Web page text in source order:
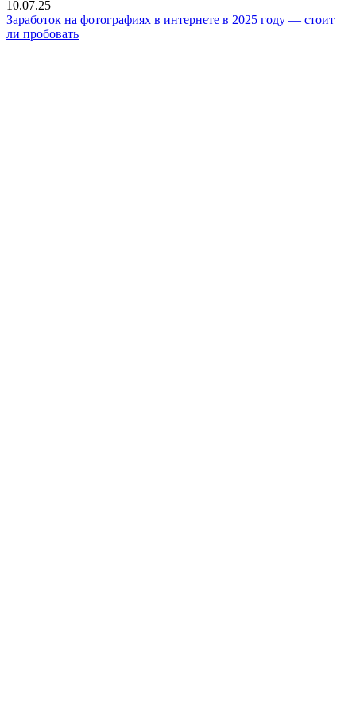
10.07.25
Заработок на фотографиях в интернете в 2025 году — стоит
ли пробовать